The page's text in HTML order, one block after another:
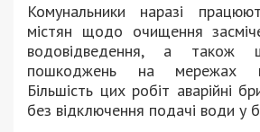
Комунальники наразі
містян щодо очищення
водовідведення, а також
пошкоджень на мережах
Більшість цих робіт аварійні
без відключення подачі води у